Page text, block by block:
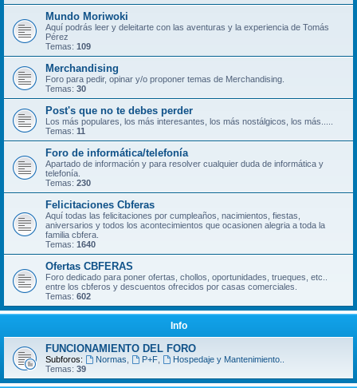
Mundo Moriwoki
Aquí podrás leer y deleitarte con las aventuras y la experiencia de Tomás
Pérez
Temas: 109
Merchandising
Foro para pedir, opinar y/o proponer temas de Merchandising.
Temas: 30
Post's que no te debes perder
Los más populares, los más interesantes, los más nostálgicos, los más.....
Temas: 11
Foro de informática/telefonía
Apartado de información y para resolver cualquier duda de informática y
telefonía.
Temas: 230
Felicitaciones Cbferas
Aquí todas las felicitaciones por cumpleaños, nacimientos, fiestas,
aniversarios y todos los acontecimientos que ocasionen alegria a toda la
familia cbfera.
Temas: 1640
Ofertas CBFERAS
Foro dedicado para poner ofertas, chollos, oportunidades, trueques, etc..
entre los cbferos y descuentos ofrecidos por casas comerciales.
Temas: 602
Info
FUNCIONAMIENTO DEL FORO
Subforos: Normas P+F,
Hospedaje y Mantenimiento..
Temas: 39